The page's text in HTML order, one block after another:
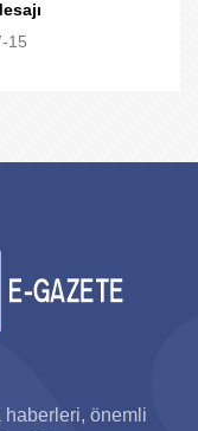
15
haberleri, önemli